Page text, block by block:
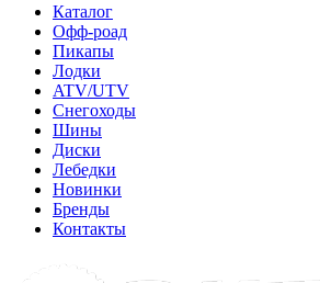
Каталог
Офф-роад
Пикапы
Лодки
ATV/UTV
Снегоходы
Шины
Диски
Лебедки
Новинки
Бренды
Контакты